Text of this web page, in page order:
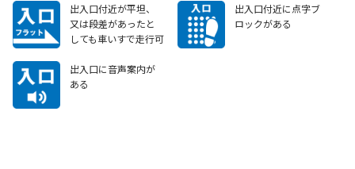
出入口付近が平坦、
又は段差があったと
しても車いすで走行可
出入口付近に点字ブ
ロックがある
出入口に音声案内が
ある